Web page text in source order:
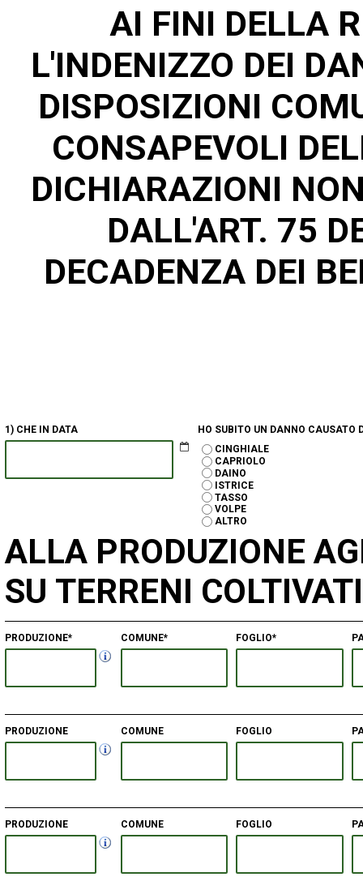
AI FINI DELLA
L'INDENIZZO DEI
DISPOSIZIONI
CONSAPEVOLI
DICHIARAZIONI
DALL'ART. 75 DEL
DECADENZA DEI
1) CHE IN DATA
HO SUBITO UN DANNO CAUSATO
CINGHIALE
CAPRIOLO
DAINO
ISTRICE
TASSO
VOLPE
ALTRO
ALLA PRODUZIONE
SU TERRENI
PRODUZIONE* COMUNE* FOGLIO*
PRODUZIONE COMUNE FOGLIO
PRODUZIONE COMUNE FOGLIO